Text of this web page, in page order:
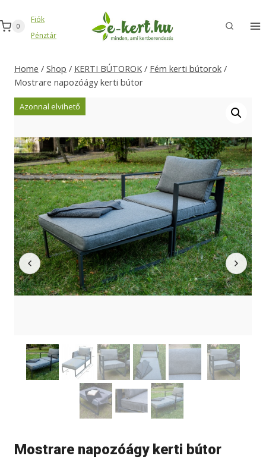
to
content
0
Fiók
Pénztár
Home / Shop / KERTI BÚTOROK / Fém kerti bútorok /
Mostrare napozóágy kerti bútor
Azonnal elvihető
Mostrare napozóágy kerti bútor